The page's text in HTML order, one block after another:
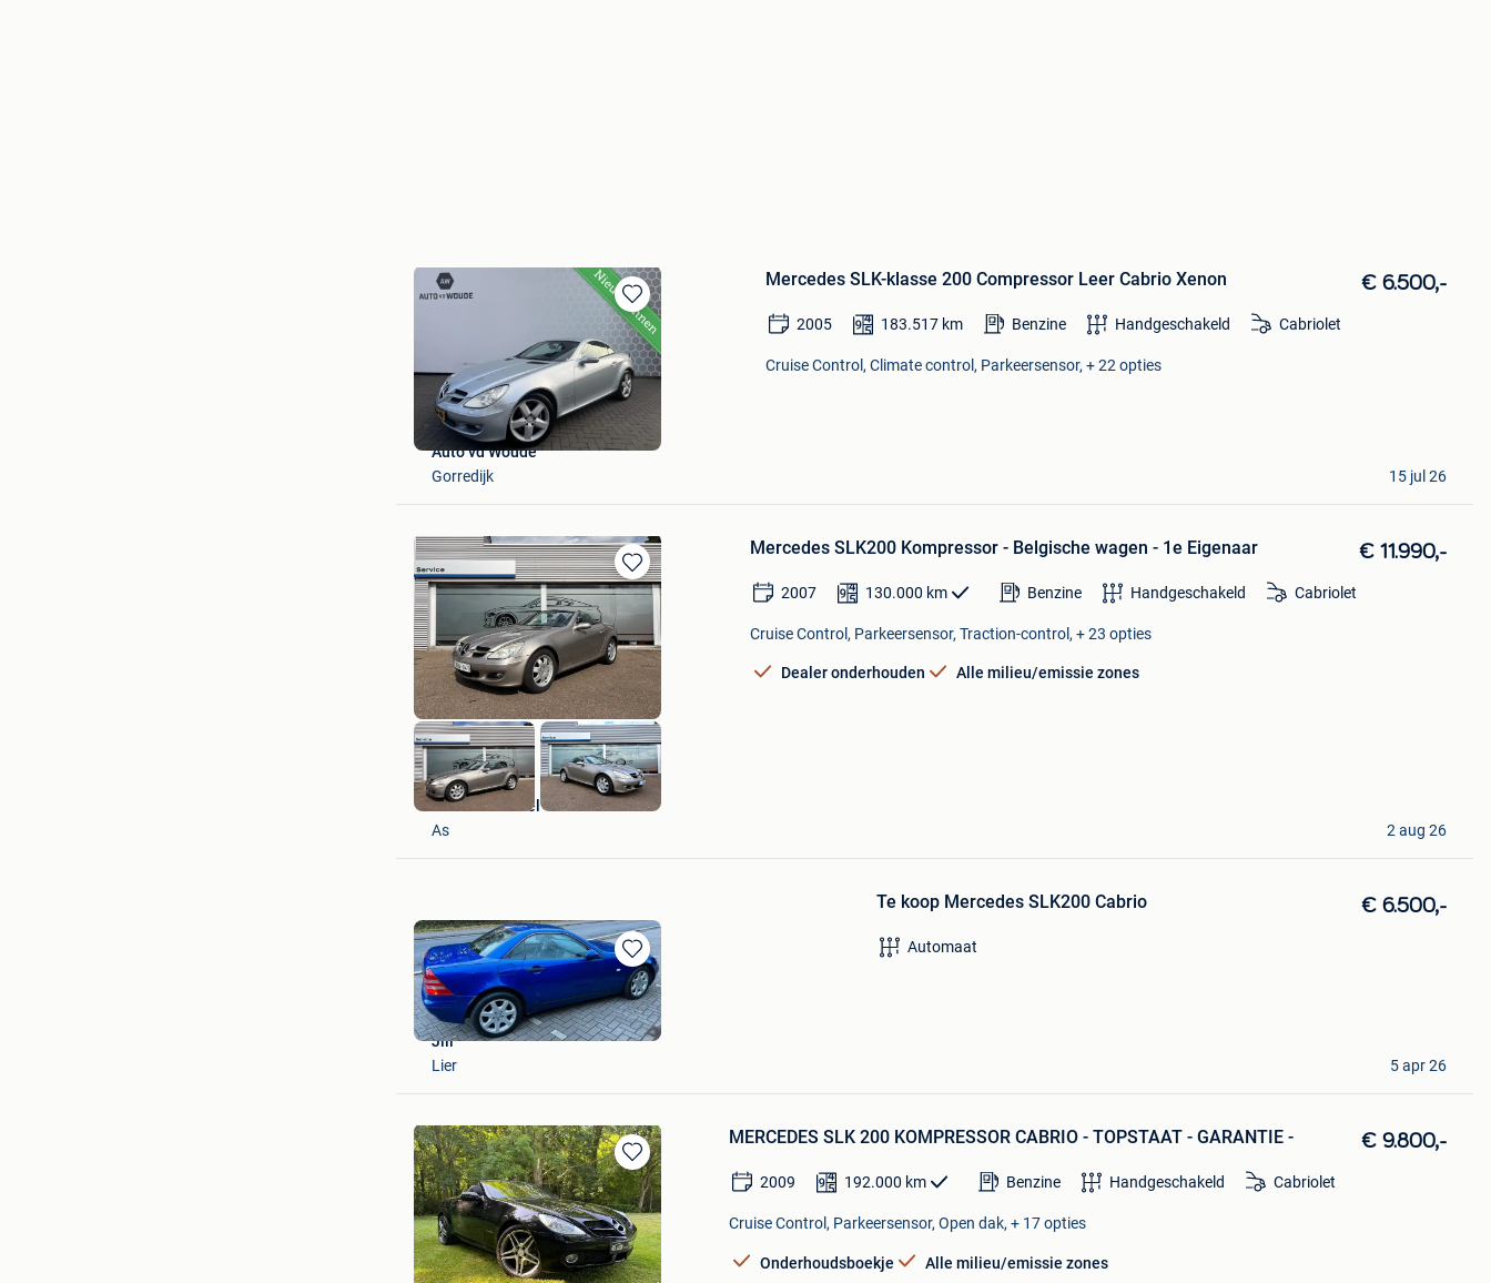
Bewaren
in
Mijn
Favorieten
Mercedes SLK-klasse 200 Compressor Leer Cabrio Xenon € 6.500,-
2005 183.517 km Benzine Handgeschakeld Cabriolet
Cruise Control, Climate control, Parkeersensor, + 22 opties
Auto vd Woude
Gorredijk
15 jul 26
Bewaren
Mijn
Favorieten
Mercedes SLK200 Kompressor - Belgische wagen - 1e Eigenaar € 11.990,-
2007 130.000 km Benzine Handgeschakeld Cabriolet
Cruise Control, Parkeersensor, Traction-control, + 23 opties
Dealer onderhouden Alle milieu/emissie zones
RW Automobiel
As
2 aug 26
Bewaren
in
Mijn
Favorieten
Te koop Mercedes SLK200 Cabrio € 6.500,-
Automaat
Jill
Lier
5 apr 26
Bewaren
in
Mijn
Favorieten
MERCEDES SLK 200 KOMPRESSOR CABRIO - TOPSTAAT - GARANTIE - € 9.800,-
2009 192.000 km Benzine Handgeschakeld Cabriolet
Cruise Control, Parkeersensor, Open dak, + 17 opties
Onderhoudsboekje Alle milieu/emissie zones